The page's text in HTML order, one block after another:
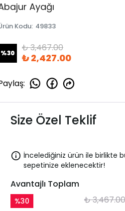
Ayağı
Kodu: 49833
%30 ₺ 3,467.00
₺ 2,427.00
:
Size Özel Teklif
İncelediğiniz ürün ile birlikte
sepetinize eklenecektir!
Avantajlı Toplam
%30 ₺ 3,467.00